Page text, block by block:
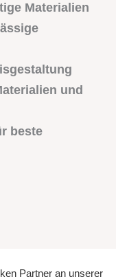
Materialien
und
beste
Partner an unserer